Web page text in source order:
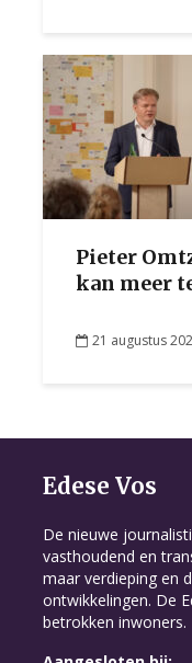
Pieter
kan meer
21 augustus
Edese Vos
De nieuwe
vasthoudend en
maar verdieping en
ontwikkelingen. De
betrokken inwoners.